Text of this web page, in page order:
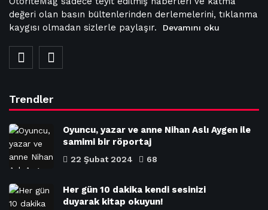
değeri olan basın bültenlerinden derlemelerini, tıklanma
kaygısı olmadan sizlerle paylaşır.
Devamını oku
Trendler
Oyuncu, yazar ve anne Nihan Aslı Aygen ile
samimi bir röportaj
22 Şubat 2024 68
Her gün 10 dakika kendi sesinizi
duyarak kitap okuyun!